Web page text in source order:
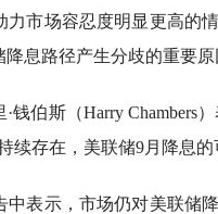
力市场容忍度明显更高的
息路径产生分歧的重要原
钱伯斯（Harry Chambers
续存在，美联储9月降息
中表示，市场仍对美联储